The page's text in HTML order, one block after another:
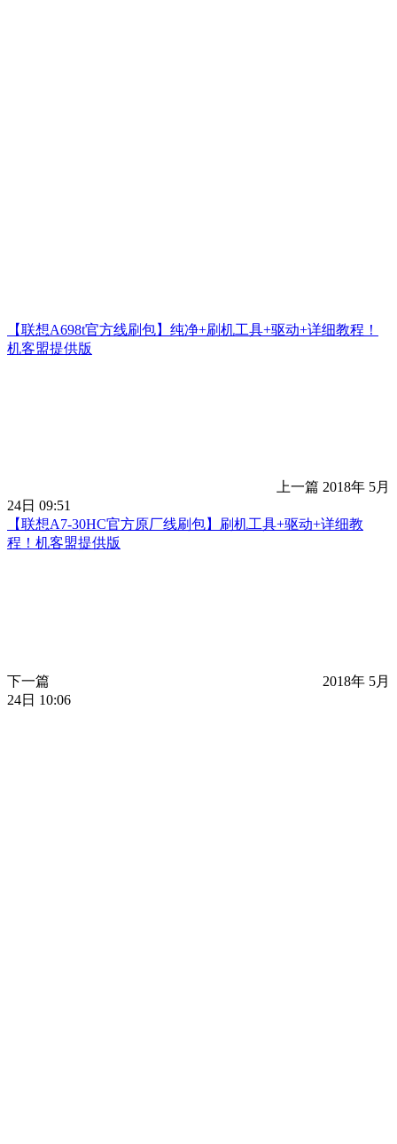
【联想A698t官方线刷包】纯净+刷机工具+驱动+详细教程！
机客盟提供版
上一篇 2018年 5月
24日 09:51
【联想A7-30HC官方原厂线刷包】刷机工具+驱动+详细教
程！机客盟提供版
下一篇
2018年 5月
24日 10:06